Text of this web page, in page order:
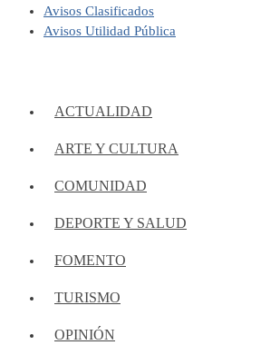
Avisos Clasificados
Avisos Utilidad Pública
ACTUALIDAD
ARTE Y CULTURA
COMUNIDAD
DEPORTE Y SALUD
FOMENTO
TURISMO
OPINIÓN